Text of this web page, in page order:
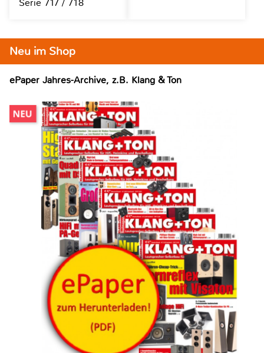
Neu im Shop
ePaper Jahres-Archive, z.B. Klang & Ton